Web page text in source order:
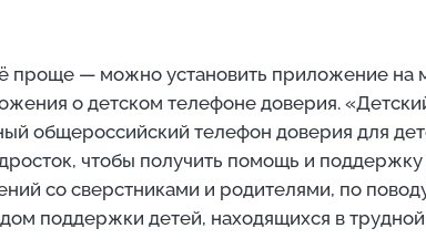
проще — можно установить приложение на
о детском телефоне доверия.
общероссийский телефон доверия для
чтобы получить помощь и
со сверстниками и родителями, по
поддержки детей, находящихся в